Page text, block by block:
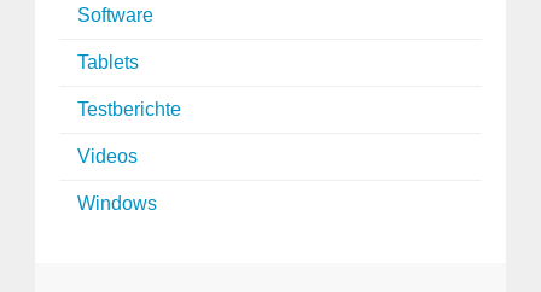
Software
Tablets
Testberichte
Videos
Windows